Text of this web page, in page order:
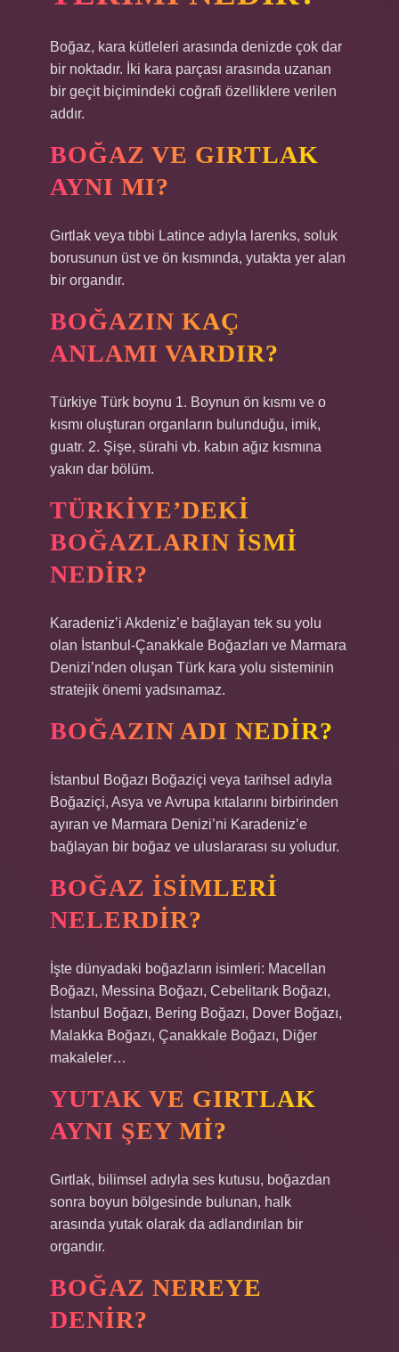
Boğaz, kara kütleleri arasında denizde çok dar
bir noktadır. İki kara parçası arasında uzanan
bir geçit biçimindeki coğrafi özelliklere verilen
addır.
BOĞAZ VE GIRTLAK
AYNI MI?
Gırtlak veya tıbbi Latince adıyla larenks, soluk
borusunun üst ve ön kısmında, yutakta yer alan
bir organdır.
BOĞAZIN KAÇ
ANLAMI VARDIR?
Türkiye Türk boynu 1. Boynun ön kısmı ve o
kısmı oluşturan organların bulunduğu, imik,
guatr. 2. Şişe, sürahi vb. kabın ağız kısmına
yakın dar bölüm.
TÜRKIYE’DEKI
BOĞAZLARIN ISMI
NEDIR?
Karadeniz’i Akdeniz’e bağlayan tek su yolu
olan İstanbul-Çanakkale Boğazları ve Marmara
Denizi’nden oluşan Türk kara yolu sisteminin
stratejik önemi yadsınamaz.
BOĞAZIN ADI NEDIR?
İstanbul Boğazı Boğaziçi veya tarihsel adıyla
Boğaziçi, Asya ve Avrupa kıtalarını birbirinden
ayıran ve Marmara Denizi’ni Karadeniz’e
bağlayan bir boğaz ve uluslararası su yoludur.
BOĞAZ ISIMLERI
NELERDIR?
İşte dünyadaki boğazların isimleri: Macellan
Boğazı, Messina Boğazı, Cebelitarık Boğazı,
İstanbul Boğazı, Bering Boğazı, Dover Boğazı,
Malakka Boğazı, Çanakkale Boğazı, Diğer
makaleler…
YUTAK VE GIRTLAK
AYNI ŞEY MI?
Gırtlak, bilimsel adıyla ses kutusu, boğazdan
sonra boyun bölgesinde bulunan, halk
arasında yutak olarak da adlandırılan bir
organdır.
BOĞAZ NEREYE
DENIR?